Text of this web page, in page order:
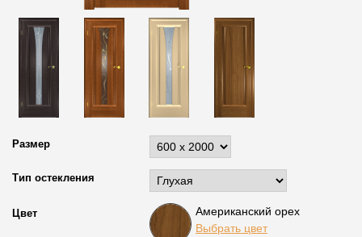
Размер
Тип остекления
Американский орех
Выбрать цвет
Цвет